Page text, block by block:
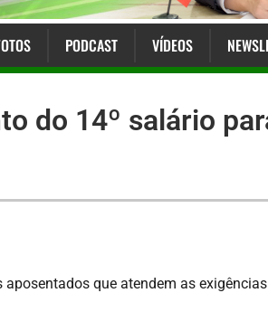
PODCAST VÍDEOS
do 14º salário
que atendem as